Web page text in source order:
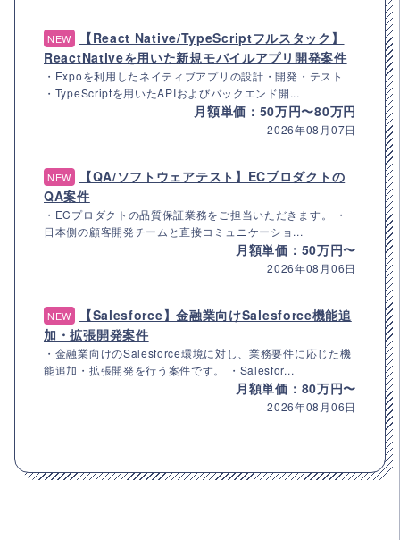
NEW
【React Native/TypeScriptフルスタック】
ReactNativeを用いた新規モバイルアプリ開発案件
・Expoを利用したネイティブアプリの設計・開発・テスト
・TypeScriptを用いたAPIおよびバックエンド開...
月額単価：50万円〜80万円
2026年08月07日
NEW
【QA/ソフトウェアテスト】ECプロダクトの
QA案件
・ECプロダクトの品質保証業務をご担当いただきます。 ・
日本側の顧客開発チームと直接コミュニケーショ...
月額単価：50万円〜
2026年08月06日
NEW
【Salesforce】金融業向けSalesforce機能追
加・拡張開発案件
・金融業向けのSalesforce環境に対し、業務要件に応じた機
能追加・拡張開発を行う案件です。 ・Salesfor...
月額単価：80万円〜
2026年08月06日